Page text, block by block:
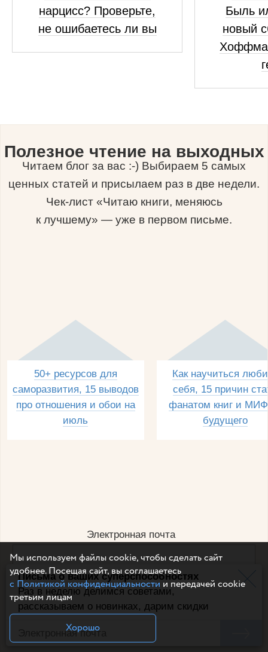
Письма о ваших суперспособностях
Раз в неделю делимся советами,
рассказываем о новинках, дарим скидки
нарцисс? Проверьте,
не ошибаетесь ли вы
Быль
новый
Полезное чтение на выходных
Читаем блог за вас :-) Выбираем 5 самых
ценных статей и присылаем раз в две недели.
Чек-лист «Читаю книги, меняюсь
к лучшему» — уже в первом письме.
50+ ресурсов для
саморазвития, 15 выводов
про отношения и обои на
июль
Как научиться
себя, 15 причин
фанатом книг и
будущего
Электронная почта
Например, dulsineya@gmail.com
Без спама и смс
Подписаться
Мы используем файлы cookie, чтобы сделать сайт
удобнее. Посещая сайт, вы соглашаетесь
с Политикой конфиденциальностии передачей cookie
третьим лицам
Хорошо